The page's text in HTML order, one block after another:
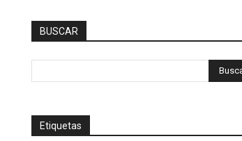
BUSCAR
Etiquetas